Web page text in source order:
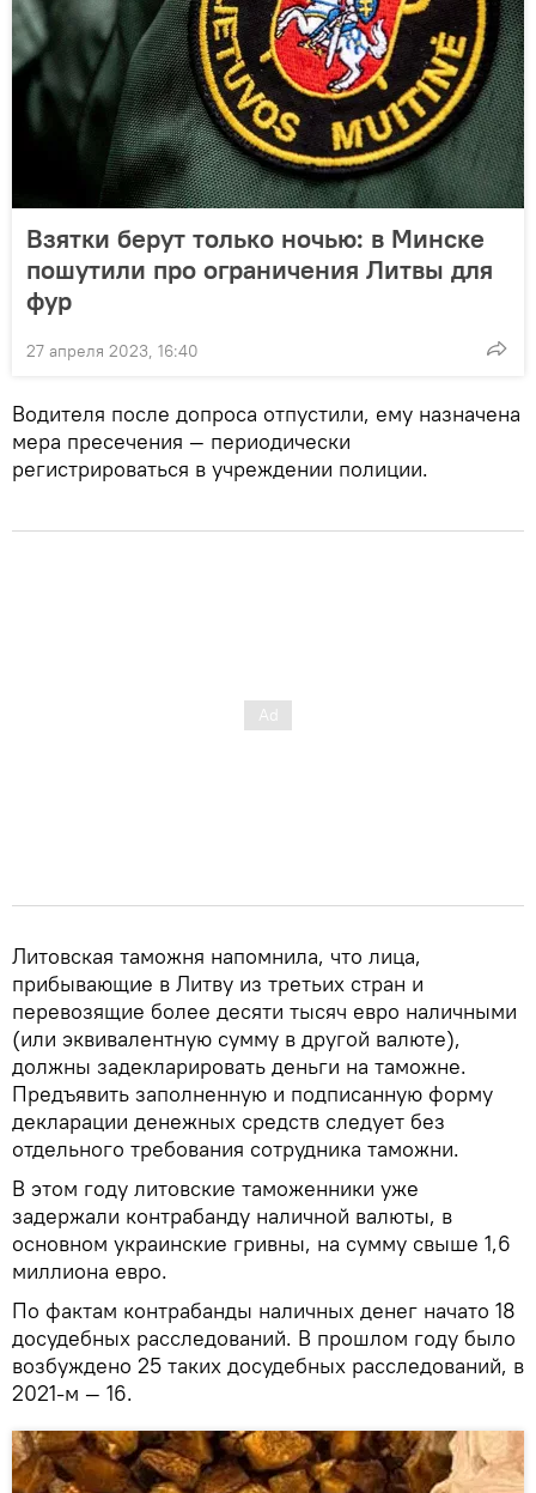
Взятки берут только ночью: в Минске
пошутили про ограничения Литвы для
фур
27 апреля 2023, 16:40
Водителя после допроса отпустили, ему назначена
мера пресечения — периодически
регистрироваться в учреждении полиции.
Литовская таможня напомнила, что лица,
прибывающие в Литву из третьих стран и
перевозящие более десяти тысяч евро наличными
(или эквивалентную сумму в другой валюте),
должны задекларировать деньги на таможне.
Предъявить заполненную и подписанную форму
декларации денежных средств следует без
отдельного требования сотрудника таможни.
В этом году литовские таможенники уже
задержали контрабанду наличной валюты, в
основном украинские гривны, на сумму свыше 1,6
миллиона евро.
По фактам контрабанды наличных денег начато 18
досудебных расследований. В прошлом году было
возбуждено 25 таких досудебных расследований, в
2021-м — 16.